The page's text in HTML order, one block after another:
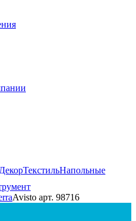
ДекорТекстильНапольные
Avisto арт. 98716